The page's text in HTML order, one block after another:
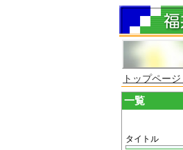
トップページ
一覧
タイトル